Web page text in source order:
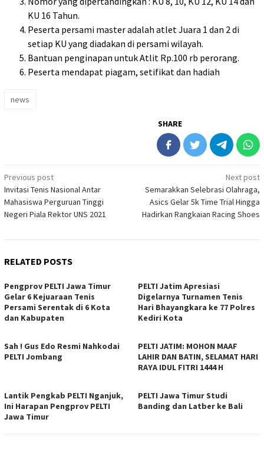
KU 16 Tahun.
Peserta persami master adalah atlet Juara 1 dan 2 di
setiap KU yang diadakan di persami wilayah.
Bantuan penginapan untuk Atlit Rp.100 rb perorang.
Peserta mendapat piagam, setifikat dan hadiah
news
SHARE
Post
navigation
Previous post
Invitasi Tenis Nasional Antar
Mahasiswa Perguruan Tinggi
Negeri Piala Rektor UNS 2021
Next post
Semarakkan Selebrasi Olahraga,
Asics Gelar 5k Time Trial Hingga
Hadirkan Rangkaian Racing Shoes
RELATED POSTS
Pengprov PELTI Jawa Timur
Gelar 6 Kejuaraan Tenis
Persami Serentak di 6 Kota
dan Kabupaten
PELTI Jatim Apresiasi
Digelarnya Turnamen Tenis
Hari Bhayangkara ke 77 Polres
Kediri Kota
Sah ! Gus Edo Resmi Nahkodai
PELTI Jombang
PELTI JATIM: MOHON MAAF
LAHIR DAN BATIN, SELAMAT HARI
RAYA IDUL FITRI 1444 H
Lantik Pengkab PELTI Nganjuk,
Ini Harapan Pengprov PELTI
Jawa Timur
PELTI Jawa Timur Studi
Banding dan Latber ke Bali